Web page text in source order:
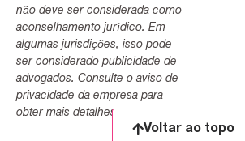
não deve ser considerada como
aconselhamento jurídico. Em
algumas jurisdições, isso pode
ser considerado publicidade de
advogados. Consulte o aviso de
privacidade da empresa para
obter mais detalhes.
Voltar ao topo